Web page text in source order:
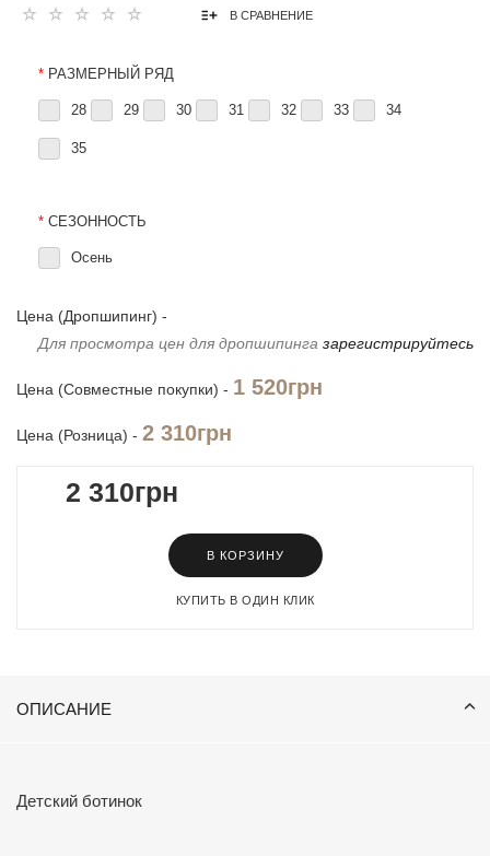
В СРАВНЕНИЕ
* РАЗМЕРНЫЙ РЯД
28 29 30 31 32 33 34
35
* СЕЗОННОСТЬ
Осень
Цена (Дропшипинг) -
Для просмотра цен для дропшипинга зарегистрируйтесь
Цена (Совместные покупки) - 1 520грн
Цена (Розница) - 2 310грн
2 310грн
В КОРЗИНУ
КУПИТЬ В ОДИН КЛИК
ОПИСАНИЕ
Детский ботинок